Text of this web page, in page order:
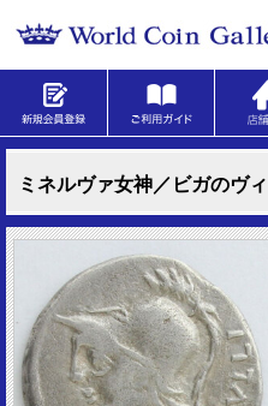
ミネルヴァ女神／ビガのヴ